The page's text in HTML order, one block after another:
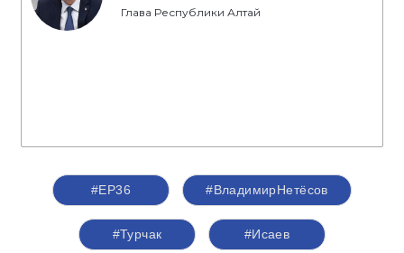
Глава Республики Алтай
#ЕР36 #ВладимирНетёсов
#Турчак #Исаев